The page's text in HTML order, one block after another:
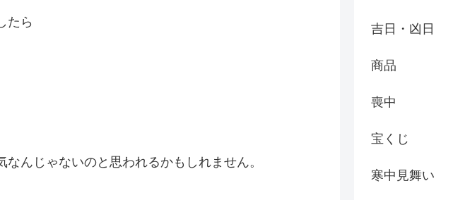
たら
んじゃないのと思われるかもしれません。
吉日・凶日
商品
喪中
宝くじ
寒中見舞い